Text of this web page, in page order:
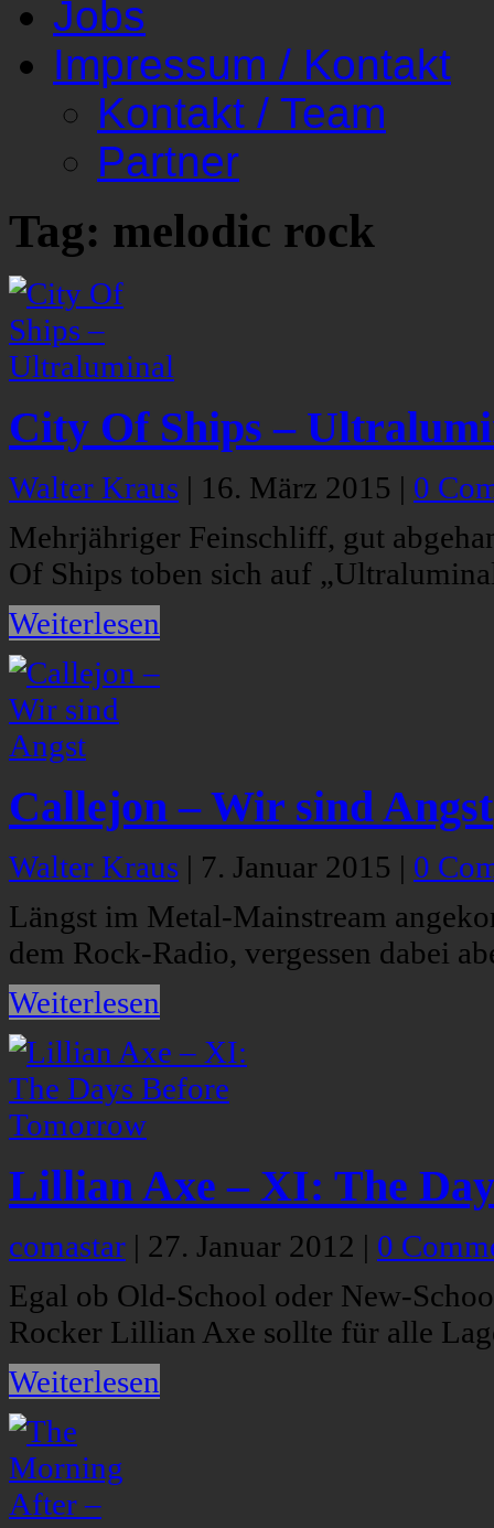
Jobs
Impressum / Kontakt
Kontakt / Team
Partner
Tag: melodic rock
City Of Ships –
Walter Kraus | 16. März 2015 | 0
Mehrjähriger Feinschliff, gut
Of Ships toben sich auf
Weiterlesen
Callejon – Wir sind Angst
Walter Kraus | 7. Januar 2015 | 0
Längst im Metal-Mainstream
dem Rock-Radio, vergessen dabei
Weiterlesen
Lillian Axe – XI: The
comastar | 27. Januar 2012 | 0
Egal ob Old-School oder New-
Rocker Lillian Axe sollte für alle
Weiterlesen